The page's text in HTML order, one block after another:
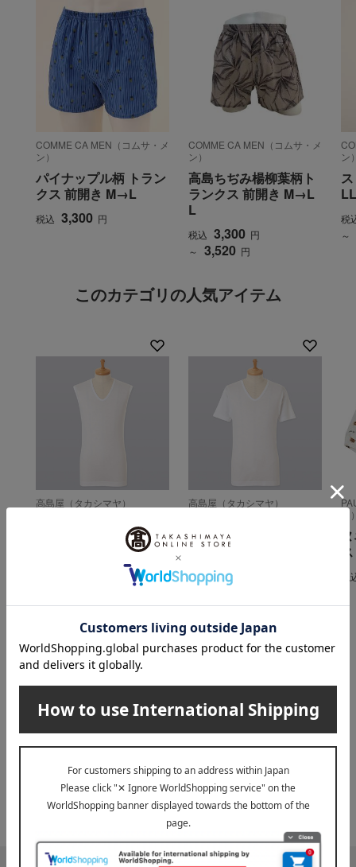
COMME CA MEN（コムサ・メ
ン）
パイナップル柄 トラン
クス 前開き M→L
税込 3,300 円
COMME CA MEN（コムサ・メ
ン）
高島ちぢみ楊柳葉柄ト
ランクス 前開き M→L
L
税込 3,300 円
～ 3,520 円
ン
LL
税
～
このカテゴリの人気アイテム
高島屋（タカシマヤ）
U首スリーブレス S→L
高島屋（タカシマヤ）
L
～ 2,530
ー
税
INFORMATION
2026年07月29日
ご案内 お届け遅延のお知らせ
2025年10月03日
『お届け先のご住所』ご確認のお願い